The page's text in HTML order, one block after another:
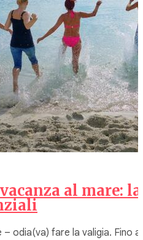
al mare: la
odia(va) fare la valigia. Fino a